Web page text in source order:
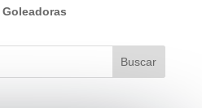
Goleadoras